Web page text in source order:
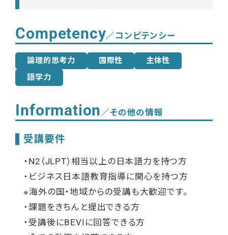
Competency／コンピテンシー
論理的思考力 国際性
主体性
語学力
Information／その他の情報
受講要件
・N2（JLPT）相当以上の日本語力を持つ方
・ビジネス日本語教育指導に関心を持つ方
※海外の国・地域からの受講も大歓迎です。
・課題をきちんと提出できる方
・受講後にBEVI に回答できる方